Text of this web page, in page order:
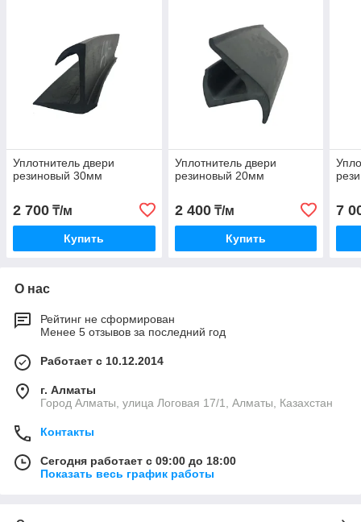
Уплотнитель двери
резиновый 30мм
2 700 ₸/м
Купить
Уплотнитель двери
резиновый 20мм
2 400₸/м
Купить
7
О нас
Рейтинг не сформирован
Менее 5 отзывов за последний год
Работает с 10.12.2014
г. Алматы
Город Алматы, улица Логовая 17/1, Алматы, Казахстан
Контакты
Сегодня работает с 09:00 до 18:00
Показать весь график работы